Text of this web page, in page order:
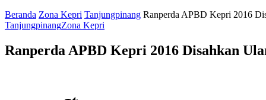
Beranda Zona Kepri Tanjungpinang Ranperda APBD Kepri 2016
TanjungpinangZona Kepri
Ranperda APBD Kepri 2016 Disahkan